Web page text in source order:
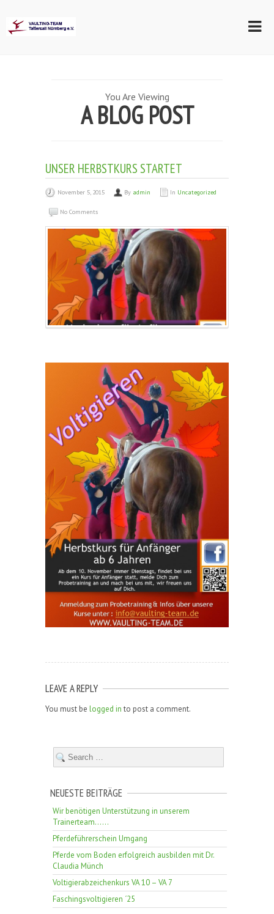
You Are Viewing
A BLOG POST
UNSER HERBSTKURS STARTET
November 5, 2015 By admin In Uncategorized
No Comments
LEAVE A REPLY
You must be logged in to post a comment.
NEUESTE BEITRÄGE
Wir benötigen Unterstützung in unserem
Trainerteam……
Pferdeführerschein Umgang
Pferde vom Boden erfolgreich ausbilden mit Dr.
Claudia Münch
Voltigierabzeichenkurs VA 10 – VA 7
Faschingsvoltigieren ´25